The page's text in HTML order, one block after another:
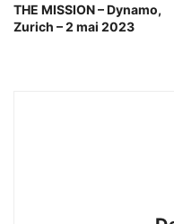
THE MISSION – Dynamo,
Zurich – 2 mai 2023